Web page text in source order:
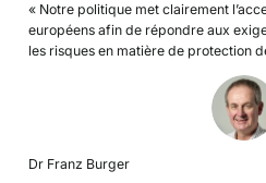
« Notre politique met clairement
européens afin de répondre aux
les risques en matière de protection
Dr Franz Burger